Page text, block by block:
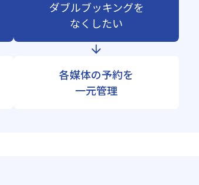
ダブルブッキングを
なくしたい
各媒体の予約を
一元管理